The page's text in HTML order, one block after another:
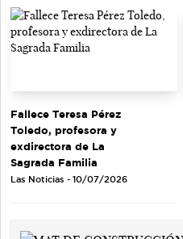
Fallece Teresa Pérez
Toledo, profesora y
exdirectora de La
Sagrada Familia
Las Noticias - 10/07/2026